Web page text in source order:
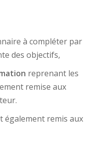
à compléter par
des objectifs,
reprenant les
remise aux
également remis aux